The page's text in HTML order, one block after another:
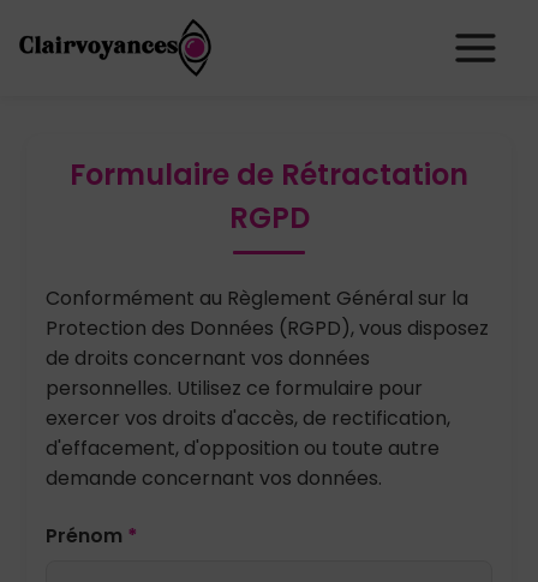
Formulaire de Rétractation
RGPD
Conformément au Règlement Général sur la
Protection des Données (RGPD), vous disposez
de droits concernant vos données
personnelles. Utilisez ce formulaire pour
exercer vos droits d'accès, de rectification,
d'effacement, d'opposition ou toute autre
demande concernant vos données.
Prénom *